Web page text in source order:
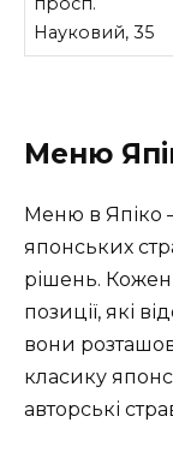
Науковий, 35
Меню
Меню в Япіко
японських
рішень.
позиції, які
вони
класику
авторські